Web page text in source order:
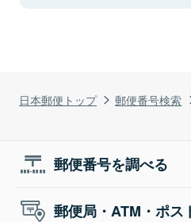
日本郵便トップ 郵便番号検索
郵便番号を調べる
郵便局・ATM・ポス